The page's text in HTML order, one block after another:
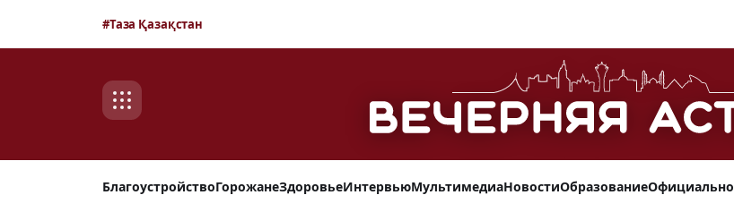
#Таза Қазақстан
БлагоустройствоГорожанеЗдоровьеИнтервьюМультимедиаНовостиОбразованиеОфициально